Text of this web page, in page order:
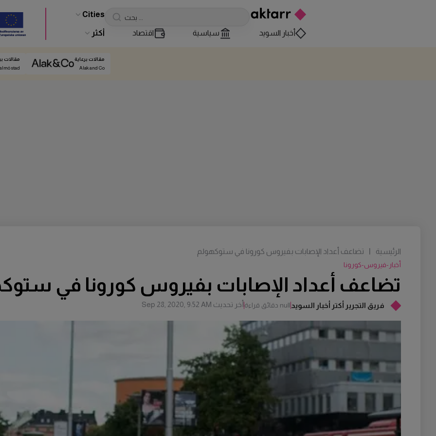
Cities
أخبار السويد سياسية اقتصاد أكثر
مقالات برعاية
Alak and Co
مقالات
stad
فريق التجرير أكتر أخبار السويدnull دقائق قراءة أخر تحديث Sep 28, 2020, 9:52 AM
تضاعف أعداد الإصابات بفيروس كورونا في
أخبار-فيروس-كورونا
الرئيسية تضاعف أعداد الإصابات بفيروس كورونا في ستوكهولم